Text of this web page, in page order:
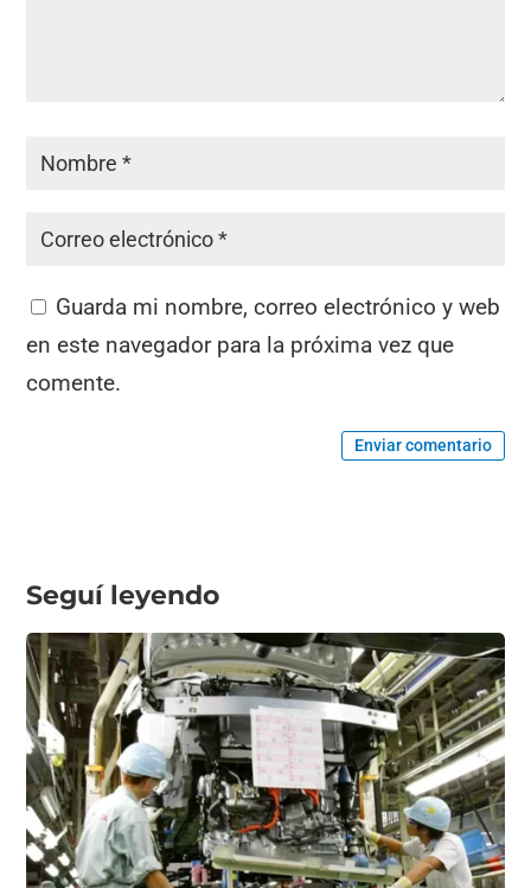
Guarda mi nombre, correo electrónico y web
en este navegador para la próxima vez que
comente.
Enviar comentario
Seguí leyendo